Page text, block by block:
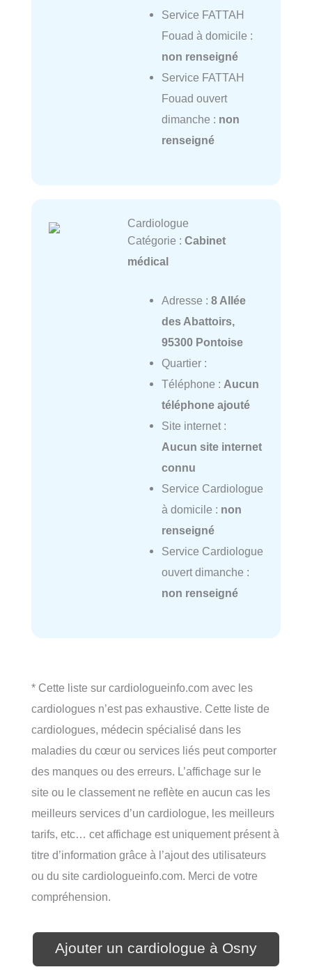
Service FATTAH
Fouad à domicile :
non renseigné
Service FATTAH
Fouad ouvert
dimanche : non
renseigné
Cardiologue
Catégorie : Cabinet
médical
Adresse : 8 Allée
des Abattoirs,
95300 Pontoise
Quartier :
Téléphone : Aucun
téléphone ajouté
Site internet :
Aucun site internet
connu
Service Cardiologue
à domicile : non
renseigné
Service Cardiologue
ouvert dimanche :
non renseigné
* Cette liste sur cardiologueinfo.com avec les
cardiologues n’est pas exhaustive. Cette liste de
cardiologues, médecin spécialisé dans les
maladies du cœur ou services liés peut comporter
des manques ou des erreurs. L’affichage sur le
site ou le classement ne reflète en aucun cas les
meilleurs services d’un cardiologue, les meilleurs
tarifs, etc… cet affichage est uniquement présent à
titre d’information grâce à l’ajout des utilisateurs
ou du site cardiologueinfo.com. Merci de votre
compréhension.
Ajouter un cardiologue à Osny